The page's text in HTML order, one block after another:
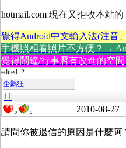
hotmail.com 現在又拒收本站
覺得Android中文輸入法(注音
手機照相看照片不方便？→
覺得鬧鐘/行事曆有改進的空
edited: 2
企鵝狂
11
0 0 2010-08-27
請問你被退信的原因是什麼阿